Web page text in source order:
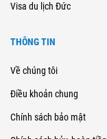
Visa du lịch Đức
THÔNG TIN
Về chúng tôi
Điều khoản chung
Chính sách bảo mật